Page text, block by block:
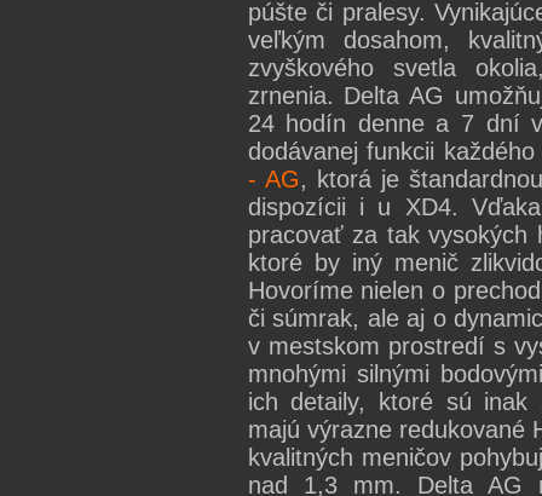
púšte či pralesy.
veľkým dosahom,
zvyškového svetla
zrnenia. Delta AG
24 hodín denne a 7 dní
dodávanej funkcii
- AG, ktorá je
dispozícii i u XD4.
pracovať za tak vysokých
ktoré by iný menič
Hovoríme nielen o
či súmrak, ale aj o
v mestskom prostredí s
mnohými silnými
ich detaily, ktoré sú inak
majú výrazne redukované
kvalitných meničov
nad 1,3 mm. Delta AG